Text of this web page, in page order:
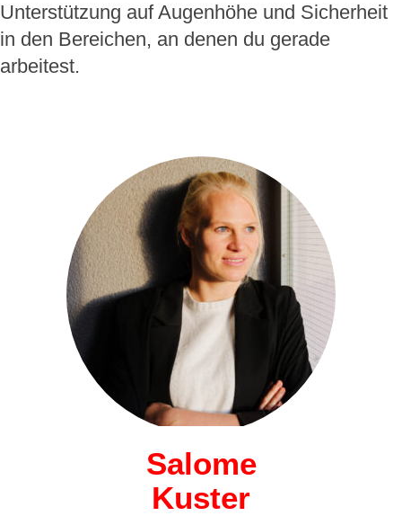
Unterstützung auf Augenhöhe und Sicherheit
in den Bereichen, an denen du gerade
arbeitest.
Salome
Kuster